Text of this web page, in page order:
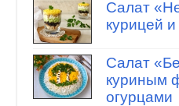
Салат
курицей
Салат
куриным
огурцами